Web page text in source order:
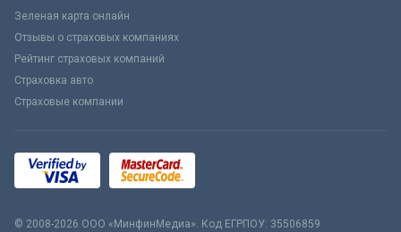
Зеленая карта онлайн
Отзывы о страховых компаниях
Рейтинг страховых компаний
Страховка авто
Страховые компании
© 2008-2026 ООО «МинфинМедиа». Код ЕГРПОУ: 35506859